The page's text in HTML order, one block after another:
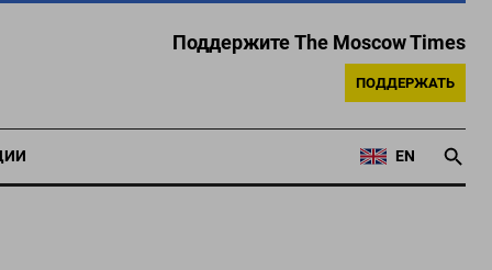
Поддержите The Moscow Times
ПОДДЕРЖАТЬ
EN